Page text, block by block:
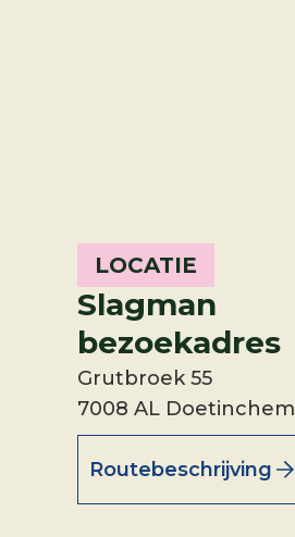
LOCATIE
Slagman
bezoekadres
Grutbroek 55
7008 AL Doetinchem
Routebeschrijving